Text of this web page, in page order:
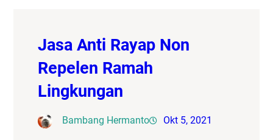
Jasa Anti Rayap Non
Repelen Ramah
Lingkungan
Bambang Hermanto Okt 5, 2021